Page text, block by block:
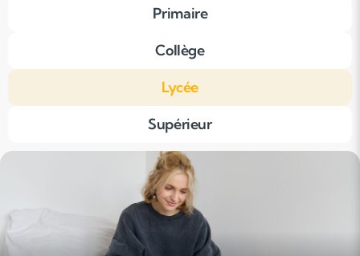
Primaire
Collège
Lycée
Supérieur